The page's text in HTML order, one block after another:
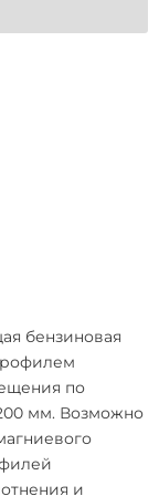
бензиновая
по
мм. Возможно
и